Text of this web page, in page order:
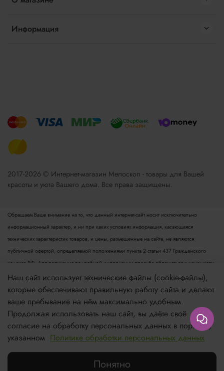
Нет в наличии
Информация
2017-2026 © Интернет-магазин Мелоскоп - товары для Вашей
красоты и уюта Вашего дома. Все права защищены.
Обращаем Ваше внимание на то, что данный интернет-сайт носит исключительно
информационный характер, и ни при каких условиях информация, касающаяся
технических характеристик товаров, и цены, размещенные на сайте, не являются
публичной офертой, определяемой положениями пункта 2 статьи 437 Гражданского
кодекса РФ. Для получения подробной информации просьба обращаться к менеджеру.
Опубликованная на данном сайте информация может быть изменена в любое время без
предварительного уведомления.
Если вы заметили ошибку в описании, пожалуйста, сообщите нам по адресу
zakaz@meloskop.ru
Наш сайт использует технические файлы (cookie-файлы),
которые обеспечивают правильную работу сайта и делают
ваше пребывание на нём максимально удобным.
Продолжая использовать наш сайт, вы даёте своё
согласие на обработку персональных данных в порядке,
указанном Политике обработки персональных данных
Понятно